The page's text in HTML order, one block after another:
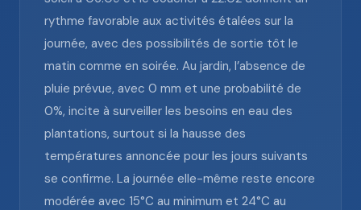
rythme favorable aux activités étalées sur la
journée, avec des possibilités de sortie tôt le
matin comme en soirée. Au jardin, l’absence de
pluie prévue, avec 0 mm et une probabilité de
0%, incite à surveiller les besoins en eau des
plantations, surtout si la hausse des
températures annoncée pour les jours suivants
se confirme. La journée elle-même reste encore
modérée avec 15°C au minimum et 24°C au